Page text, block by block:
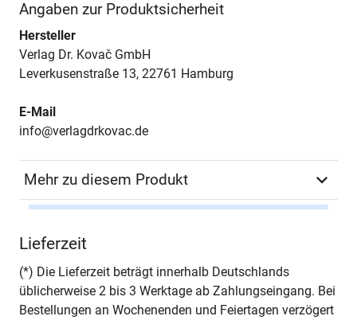
Angaben zur Produktsicherheit
Hersteller
Verlag Dr. Kovač GmbH
Leverkusenstraße 13, 22761 Hamburg
E-Mail
info@verlagdrkovac.de
Mehr zu diesem Produkt
Seiten
Jahr Hamburg 1994
Lieferzeit
(*) Die Lieferzeit beträgt innerhalb Deutschlands
üblicherweise 2 bis 3 Werktage ab Zahlungseingang. Bei
Bestellungen an Wochenenden und Feiertagen verzögert